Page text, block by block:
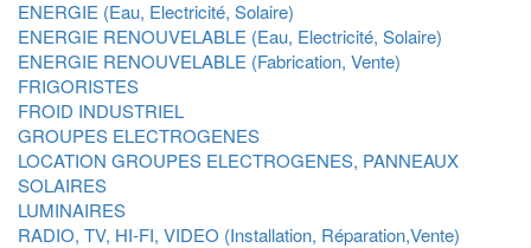
ENERGIE (Eau, Electricité, Solaire)
ENERGIE RENOUVELABLE (Eau, Electricité, Solaire)
ENERGIE RENOUVELABLE (Fabrication, Vente)
FRIGORISTES
FROID INDUSTRIEL
GROUPES ELECTROGENES
LOCATION GROUPES ELECTROGENES, PANNEAUX
SOLAIRES
LUMINAIRES
RADIO, TV, HI-FI, VIDEO (Installation, Réparation,Vente)